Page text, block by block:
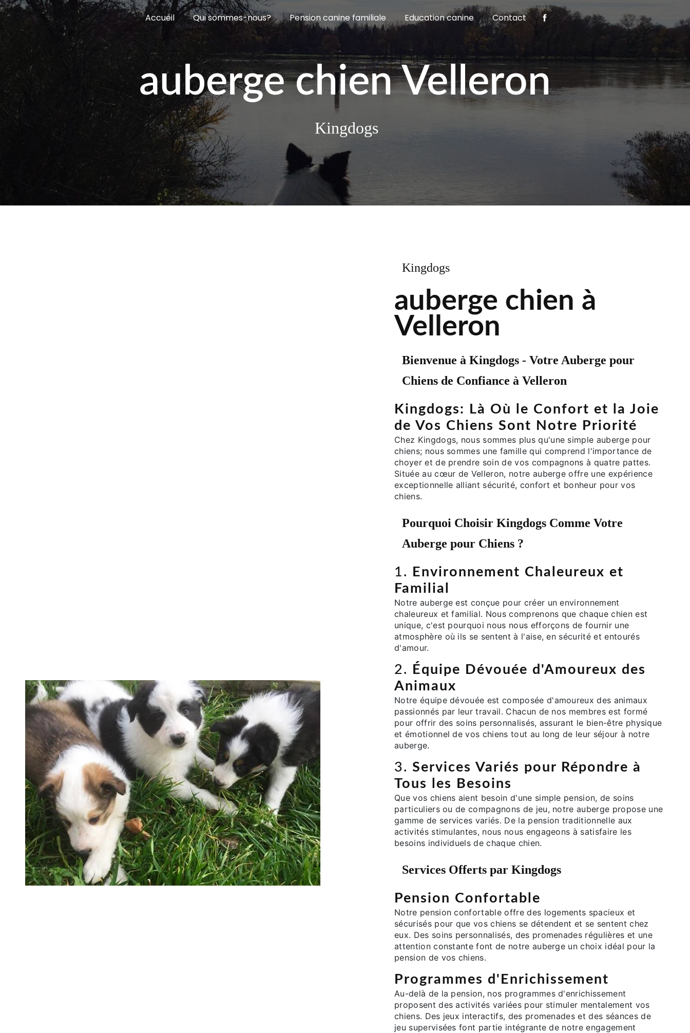
Accueil Qui sommes-nous? Pension canine familiale Education canine Contact
auberge chien Velleron
Kingdogs
Kingdogs
auberge chien à
Velleron
Bienvenue à Kingdogs - Votre Auberge pour
Chiens de Confiance à Velleron
Kingdogs: Là Où le Confort et la Joie
de Vos Chiens Sont Notre Priorité
Chez Kingdogs, nous sommes plus qu'une simple auberge pour
chiens; nous sommes une famille qui comprend l'importance de
choyer et de prendre soin de vos compagnons à quatre pattes.
Située au cœur de Velleron, notre auberge offre une expérience
exceptionnelle alliant sécurité, confort et bonheur pour vos
chiens.
Pourquoi Choisir Kingdogs Comme Votre
Auberge pour Chiens ?
1.
Environnement Chaleureux et
Familial
Notre auberge est conçue pour créer un environnement
chaleureux et familial. Nous comprenons que chaque chien est
unique, c'est pourquoi nous nous efforçons de fournir une
atmosphère où ils se sentent à l'aise, en sécurité et entourés
d'amour.
2.
Équipe Dévouée d'Amoureux des
Animaux
Notre équipe dévouée est composée d'amoureux des animaux
passionnés par leur travail. Chacun de nos membres est formé
pour offrir des soins personnalisés, assurant le bien-être physique
et émotionnel de vos chiens tout au long de leur séjour à notre
auberge.
3. Services Variés pour Répondre à
Tous les Besoins
Que vos chiens aient besoin d'une simple pension, de soins
particuliers ou de compagnons de jeu, notre auberge propose une
gamme de services variés. De la pension traditionnelle aux
activités stimulantes, nous nous engageons à satisfaire les
besoins individuels de chaque chien.
Services Offerts par Kingdogs
Pension Confortable
Notre pension confortable offre des logements spacieux et
sécurisés pour que vos chiens se détendent et se sentent chez
eux. Des soins personnalisés, des promenades régulières et une
attention constante font de notre auberge un choix idéal pour la
pension de vos chiens.
Programmes d'Enrichissement
Au-delà de la pension, nos programmes d'enrichissement
proposent des activités variées pour stimuler mentalement vos
chiens. Des jeux interactifs, des promenades et des séances de
jeu supervisées font partie intégrante de notre engagement
Panneau de gestion des cookies